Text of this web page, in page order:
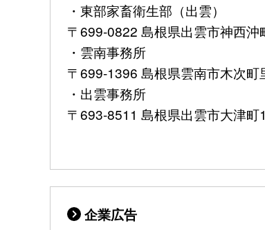
・東部家畜衛生部（出雲）
〒699-0822 島根県出雲市神西
・雲南事務所
〒699-1396 島根県雲南市木次
・出雲事務所
〒693-8511 島根県出雲市大津
企業広告